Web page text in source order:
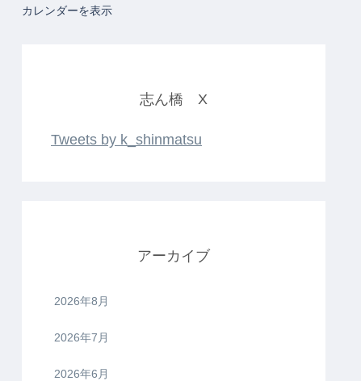
カレンダーを表示
志ん橋 X
Tweets by k_shinmatsu
アーカイブ
2026年8月
2026年7月
2026年6月